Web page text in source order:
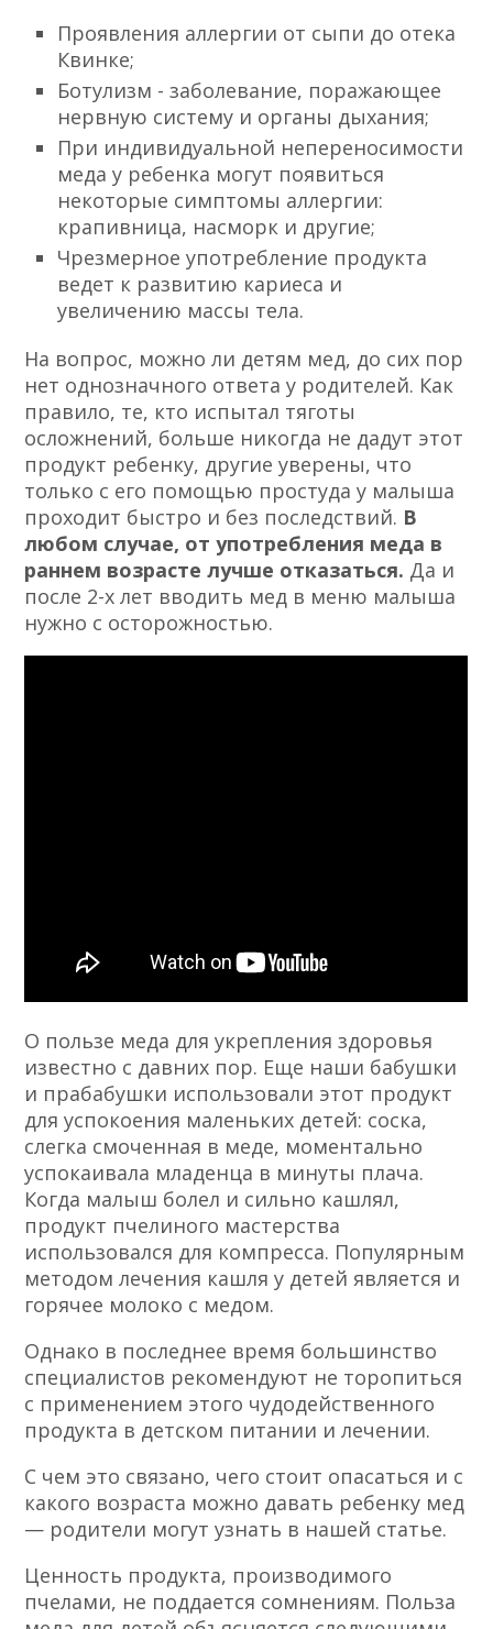
Проявления аллергии от сыпи до отека
Квинке;
Ботулизм - заболевание, поражающее
нервную систему и органы дыхания;
При индивидуальной непереносимости
меда у ребенка могут появиться
некоторые симптомы аллергии:
крапивница, насморк и другие;
Чрезмерное употребление продукта
ведет к развитию кариеса и
увеличению массы тела.
На вопрос, можно ли детям мед, до сих пор
нет однозначного ответа у родителей. Как
правило, те, кто испытал тяготы
осложнений, больше никогда не дадут этот
продукт ребенку, другие уверены, что
только с его помощью простуда у малыша
проходит быстро и без последствий. В
любом случае, от употребления меда в
раннем возрасте лучше отказаться. Да и
после 2-х лет вводить мед в меню малыша
нужно с осторожностью.
О пользе меда для укрепления здоровья
известно с давних пор. Еще наши бабушки
и прабабушки использовали этот продукт
для успокоения маленьких детей: соска,
слегка смоченная в меде, моментально
успокаивала младенца в минуты плача.
Когда малыш болел и сильно кашлял,
продукт пчелиного мастерства
использовался для компресса. Популярным
методом лечения кашля у детей является и
горячее молоко с медом.
Однако в последнее время большинство
специалистов рекомендуют не торопиться
с применением этого чудодейственного
продукта в детском питании и лечении.
С чем это связано, чего стоит опасаться и с
какого возраста можно давать ребенку мед
— родители могут узнать в нашей статье.
Ценность продукта, производимого
пчелами, не поддается сомнениям. Польза